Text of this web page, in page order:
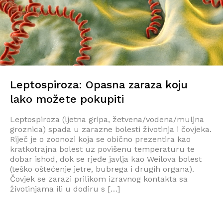
Leptospiroza: Opasna zaraza koju
lako možete pokupiti
Leptospiroza (ljetna gripa, žetvena/vodena/muljna
groznica) spada u zarazne bolesti životinja i čovjeka.
Riječ je o zoonozi koja se obično prezentira kao
kratkotrajna bolest uz povišenu temperaturu te
dobar ishod, dok se rjeđe javlja kao Weilova bolest
(teško oštećenje jetre, bubrega i drugih organa).
Čovjek se zarazi prilikom izravnog kontakta sa
životinjama ili u dodiru s […]